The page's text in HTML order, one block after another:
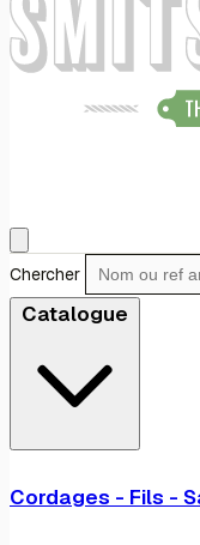
Chercher
Catalogue
Cordages - Fils -